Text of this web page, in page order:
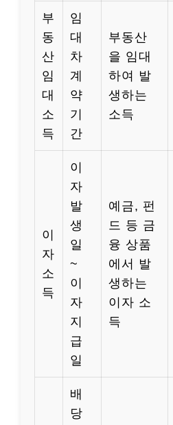
부
동
산
임
대
소
득
임
대
차
계
약
기
간
부동산
을 임대
하여 발
생하는
소득
이
자
소
득
이
자
발
생
일
~
이
자
지
급
일
예금, 펀
드 등 금
융 상품
에서 발
생하는
이자 소
득
배
당